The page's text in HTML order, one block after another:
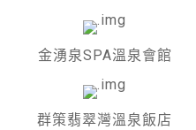
金湧泉SPA溫泉會館
群策翡翠灣溫泉飯店